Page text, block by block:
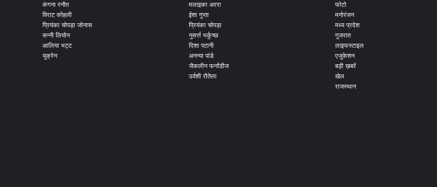
कंगना रनौत
विराट कोहली
प्रियंका चोपड़ा जोनास
सन्नी लियोन
आलिया भट्ट
यूक्रेन
मलाइका अररा
ईशा गुप्ता
प्रियंका चोपड़ा
नुसर्त्त भर्कुच्छ
दिशा पटानी
अनन्या पांडे
जैकलीन फर्नांडीज
उर्वशी रौतेला
फोटो
मनोरंजन
मध्य प्रदेश
गुजरात
लाइफस्टाइल
एजुकेशन
बड़ी ख़बरें
खेल
राजस्थान